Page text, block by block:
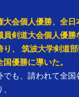
大会個人優勝、全日
員剣道大会個人優
り、 筑波大学剣道
国優勝に導いた。
でも、請われて全国